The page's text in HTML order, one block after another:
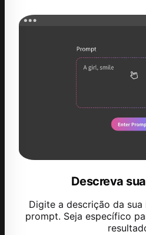
Descreva
Digite a descrição da
prompt. Seja específico